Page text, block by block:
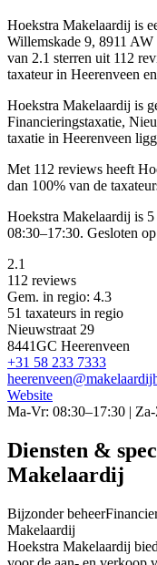
Hoekstra Makelaardij is
Willemskade 9, 8911
van 2.1 sterren uit 112
taxateur in Heerenveen
Hoekstra Makelaardij is
Financieringstaxatie,
taxatie in Heerenveen
Met 112 reviews heeft
dan 100% van de
Hoekstra Makelaardij is 5
08:30–17:30. Gesloten
2.1
112 reviews
Gem. in regio: 4.3
51 taxateurs in regio
Nieuwstraat 29
8441GC Heerenveen
+31 58 233 7333
Website
Ma-Vr: 08:30–17:30 |
Diensten &
Makelaardij
Bijzonder beheer
Makelaardij
Hoekstra Makelaardij